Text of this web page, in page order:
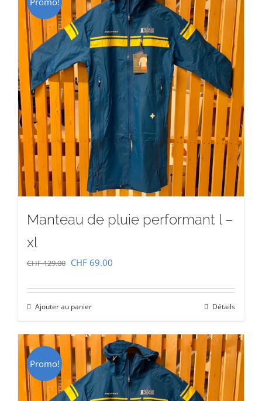
Manteau de pluie performant l –
xl
CHF129.00 Le
initial
était :
CHF 129.00.
CHF 69.00
actuel
CHF 69.00.
Ajouter au panier Détails
Promo!